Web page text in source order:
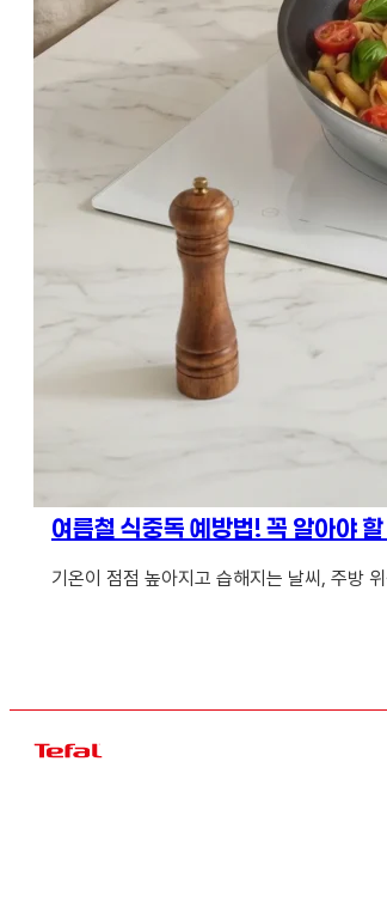
여름철 식중독 예방법! 꼭 알아야
기온이 점점 높아지고 습해지는 날씨, 주방